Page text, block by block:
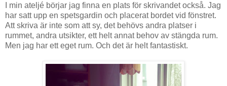
I min ateljé börjar jag finna en plats för skrivandet också. Jag
har satt upp en spetsgardin och placerat bordet vid fönstret.
Att skriva är inte som att sy, det behövs andra platser i
rummet, andra utsikter, ett helt annat behov av stängda rum.
Men jag har ett eget rum. Och det är helt fantastiskt.